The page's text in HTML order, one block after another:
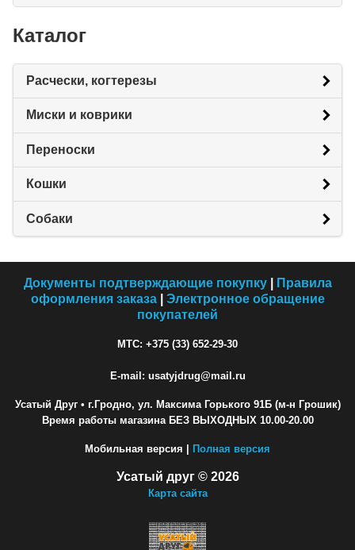
Каталог
Расчески, когтерезы
Миски и коврики
Переноски
Кошки
Собаки
Документы подтверждающие покупку|
Правила
оформления заказа| Электронное обращение
покупателей
МТС: +375 (33) 652-29-30
E-mail: usatyjdrug@mail.ru
Усатый Друг• г.Гродно, ул. Максима Горького 91Б (м-н Грошик)
Время работы магазина БЕЗ ВЫХОДНЫХ 10.00-20.00
Мобильная версия | Полная версия
Усатый друг © 2026
Карта сайта